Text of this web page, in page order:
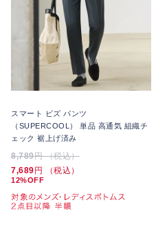
スマート ビズ パンツ
（SUPERCOOL） 単品 高通気 組織チ
ェック 裾上げ済み
8,789円 （税込）
7,689円 （税込）
12%OFF